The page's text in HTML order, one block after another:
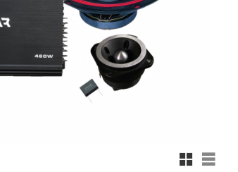
Rutnätsvy
Listvy